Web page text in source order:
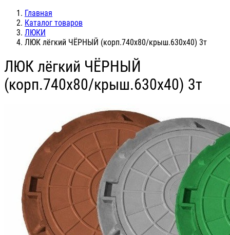
Главная
Каталог товаров
ЛЮКИ
ЛЮК лёгкий ЧЁРНЫЙ (корп.740х80/крыш.630х40) 3т
ЛЮК лёгкий ЧЁРНЫЙ
(корп.740х80/крыш.630х40) 3т